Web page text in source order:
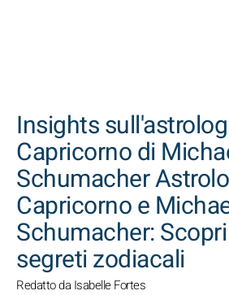
Insights
Capricorno di
Schumacher
Capricorno e
Schumacher:
segreti zodiacali
Redatto da Isabelle Fortes